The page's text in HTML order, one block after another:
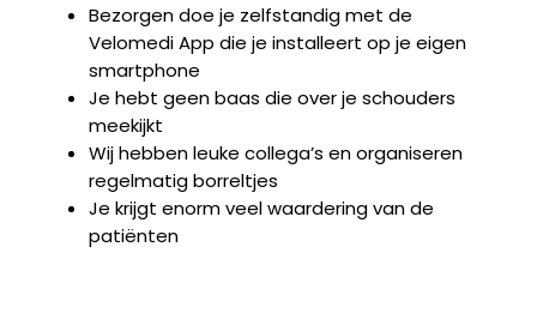
Bezorgen doe je zelfstandig met de
Velomedi App die je installeert op je eigen
smartphone
Je hebt geen baas die over je schouders
meekijkt
Wij hebben leuke collega’s en organiseren
regelmatig borreltjes
Je krijgt enorm veel waardering van de
patiënten